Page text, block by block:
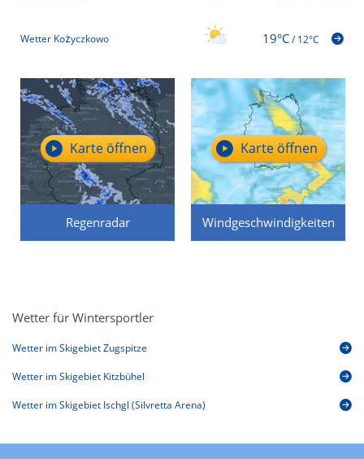
Wetter Kożyczkowo 19°C/12°C
Regenradar
Karte öffnen
Windgeschwindigkeiten
Karte öffnen
Wetter für Wintersportler
Wetter im Skigebiet Zugspitze
Wetter im Skigebiet Kitzbühel
Wetter im Skigebiet Ischgl (Silvretta Arena)